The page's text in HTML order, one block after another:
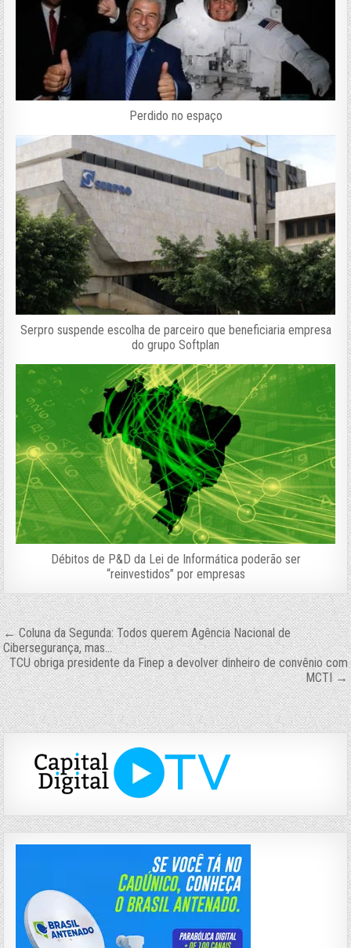
Perdido no espaço
Serpro suspende escolha de parceiro que beneficiaria empresa
do grupo Softplan
Débitos de P&D da Lei de Informática poderão ser
“reinvestidos” por empresas
Navegação
de
Post
← Coluna da Segunda: Todos querem Agência Nacional de
Cibersegurança, mas…
TCU obriga presidente da Finep a devolver dinheiro de convênio com
MCTI →